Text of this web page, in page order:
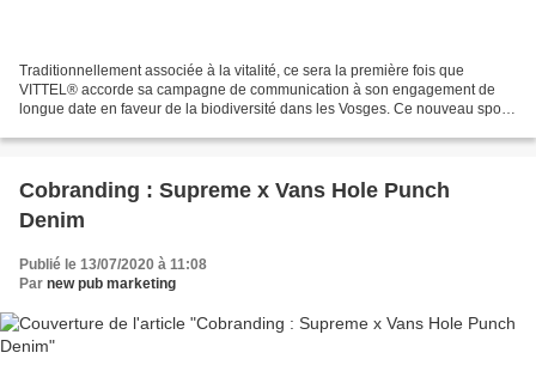
Traditionnellement associée à la vitalité, ce sera la première fois que
VITTEL® accorde sa campagne de communication à son engagement de
longue date en faveur de la biodiversité dans les Vosges. Ce nouveau spot
Cobranding : Supreme x Vans Hole Punch
Denim
Publié le 13/07/2020 à 11:08
Par new pub marketing